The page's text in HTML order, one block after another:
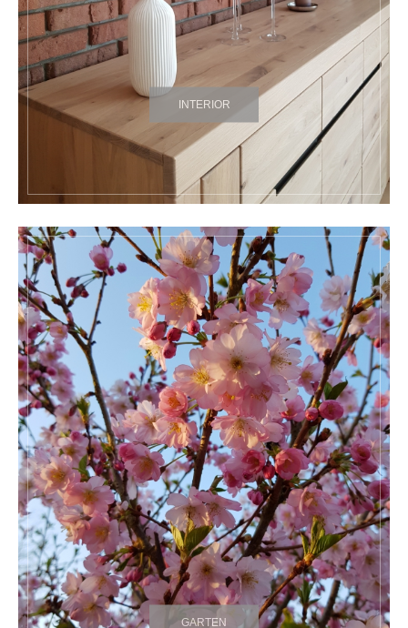
INTERIOR
GARTEN